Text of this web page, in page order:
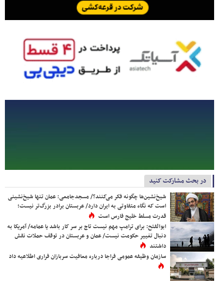
در بحث مشارکت کنید
شیخ‌نشین‌ها چگونه فکر می‌کنند؟/ مسجدجامعی: عمان تنها شیخ‌نشینی
است که نگاه متفاوتی به ایران دارد/ عربستان برادر بزرگ‌تر نیست؛
قدرت مسلط خلیج فارس است
ابوالفتح: برای ترامپ مهم نیست تاج بر سر کار باشد یا عمامه/ آمریکا به
دنبال تغییر حکومت نیست/ عمان و عربستان در توقف حملات نقش
داشتند
سازمان وظیفه عمومی فراجا درباره معافیت سربازان فراری اطلاعیه داد